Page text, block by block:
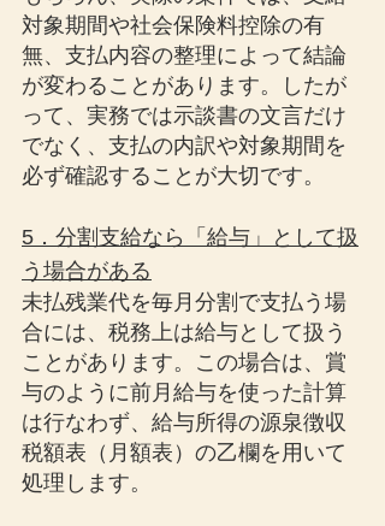
対象期間や社会保険料控除の有
無、支払内容の整理によって結論
が変わることがあります。したが
って、実務では示談書の文言だけ
でなく、支払の内訳や対象期間を
必ず確認することが大切です。
5．分割支給なら「給与」として扱
う場合がある
未払残業代を毎月分割で支払う場
合には、税務上は給与として扱う
ことがあります。この場合は、賞
与のように前月給与を使った計算
は行なわず、給与所得の源泉徴収
税額表（月額表）の乙欄を用いて
処理します。